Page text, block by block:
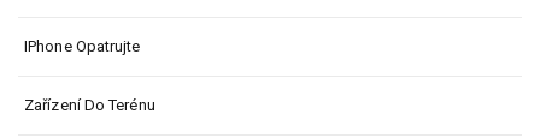
IPhone Opatrujte
Zařízení Do Terénu